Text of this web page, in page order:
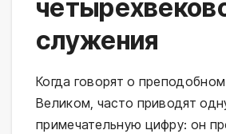
служения
Когда говорят о
Великом, часто приводят
примечательную цифру: он